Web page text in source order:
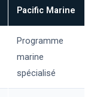
Pacific Marine
Programme
marine
spécialisé